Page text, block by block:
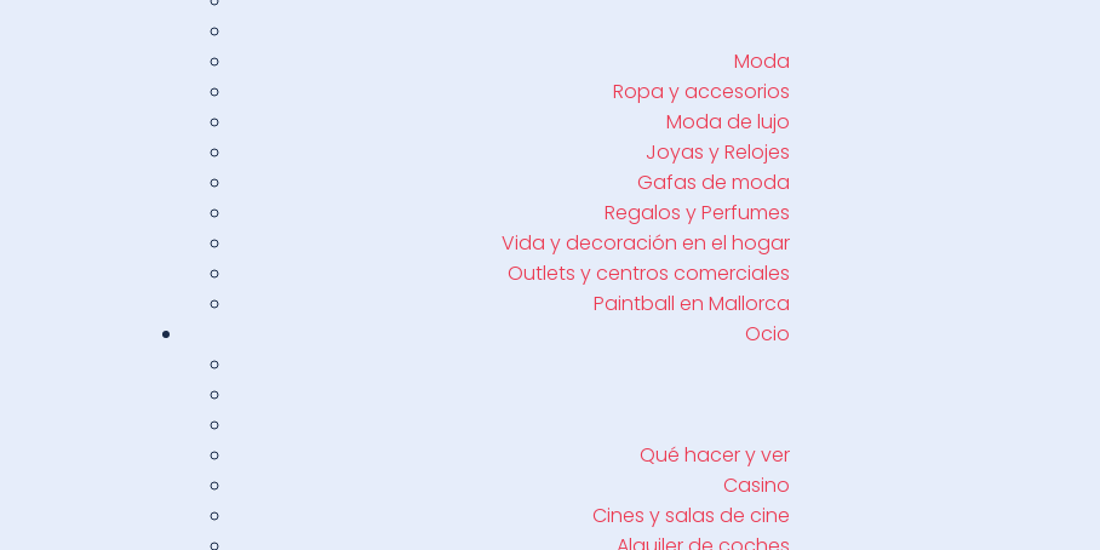
Moda
Ropa y accesorios
Moda de lujo
Joyas y Relojes
Gafas de moda
Regalos y Perfumes
Vida y decoración en el hogar
Outlets y centros comerciales
Paintball en Mallorca
Ocio
Qué hacer y ver
Casino
Cines y salas de cine